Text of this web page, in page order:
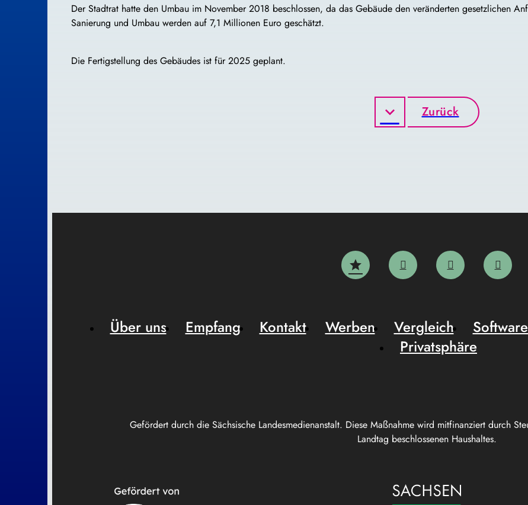
Der Stadtrat hatte den Umbau im November 2018 beschlossen, da das Gebäude den veränderten gesetzlichen
Sanierung und Umbau werden auf 7,1 Millionen Euro geschätzt.
Die Fertigstellung des Gebäudes ist für 2025 geplant.
Zurück
Gefördert durch die Sächsische Landesmedienanstalt. Diese Maßnahme wird mitfinanziert durch
Landtag beschlossenen Haushaltes.
Über uns Empfang Kontakt Werben Vergleich
Privatsphäre